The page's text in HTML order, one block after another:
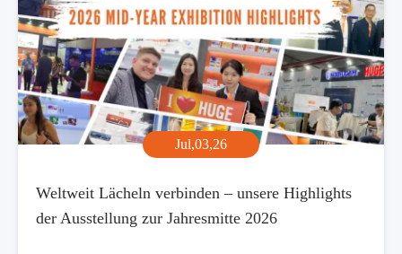
Jul,03,26
Weltweit Lächeln verbinden – unsere Highlights
der Ausstellung zur Jahresmitte 2026